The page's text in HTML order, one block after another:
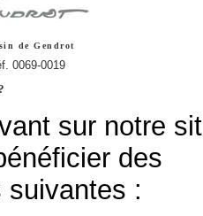
deGendrot
0069-0019
sur notre
des
suivantes :